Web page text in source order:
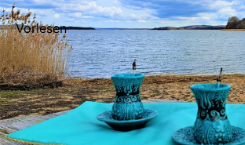
Vorlesen